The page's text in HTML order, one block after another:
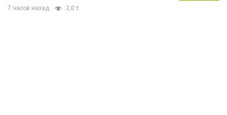
7 часов назад 2,0 т.